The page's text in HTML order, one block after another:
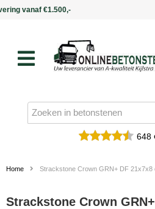
648
Home Strackstone Crown GRN+ DF
Strackstone Crown